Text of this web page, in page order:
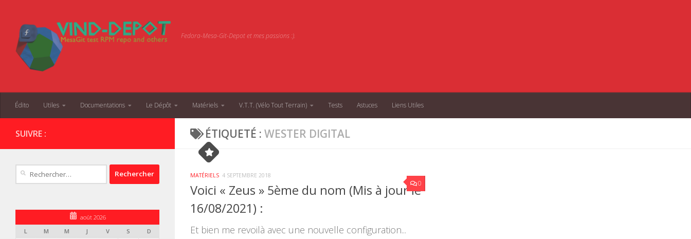
Fedora-Mesa-Git-Depot et mes passions :).
Édito Utiles Documentations Le Dépôt Matériels V.T.T. (Vélo Tout Terrain) Tests Astuces Liens Utiles
ÉTIQUETÉ : WESTER DIGITAL
0
MATÉRIELS 4 SEPTEMBRE 2018
Voici « Zeus » 5ème du nom (Mis à jour le
16/08/2021) :
Et bien me revoilà avec une nouvelle configuration...
SUIVRE :
août 2026
L
M M J V S
D